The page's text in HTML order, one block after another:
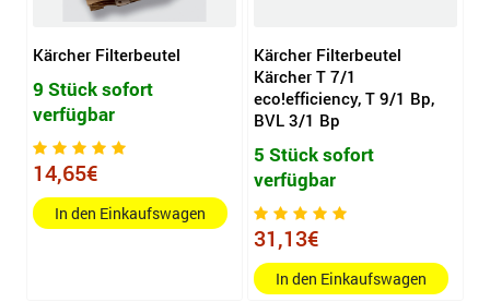
Kärcher Filterbeutel
9 Stück sofort
verfügbar
14,65€
In den Einkaufswagen
Kärcher Filterbeutel
Kärcher T 7/1
eco!efficiency, T 9/1 Bp,
BVL 3/1 Bp
5 Stück sofort
verfügbar
31,13€
In den Einkaufswagen